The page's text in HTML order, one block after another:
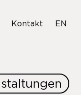
Kontakt EN